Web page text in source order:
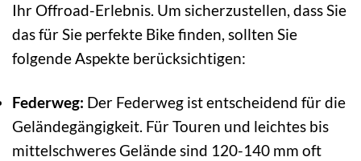
Ihr Offroad-Erlebnis. Um sicherzustellen, dass Sie
das für Sie perfekte Bike finden, sollten Sie
folgende Aspekte berücksichtigen:
Federweg: Der Federweg ist entscheidend für die
Geländegängigkeit. Für Touren und leichtes bis
mittelschweres Gelände sind 120-140 mm oft